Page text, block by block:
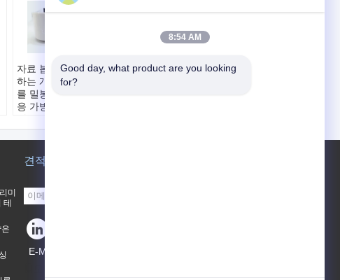
자료 봅프를 패키징
하는 개봉 테프 담배
를 밀봉하는 압력 감
응 가방
펫/MOPP
민감한
사용하다:
10000m
2 밀리미터는 홀로그
미
견적 요청
E-Mail
8:54 AM
Good day, what product are you looking
for?